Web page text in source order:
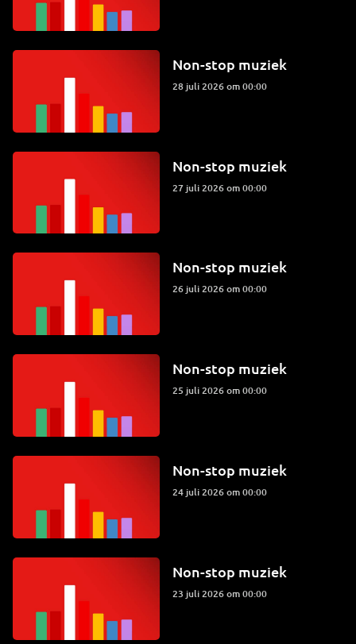
Non-stop muziek
28 juli 2026 om 00:00
Non-stop muziek
27 juli 2026 om 00:00
Non-stop muziek
26 juli 2026 om 00:00
Non-stop muziek
25 juli 2026 om 00:00
Non-stop muziek
24 juli 2026 om 00:00
Non-stop muziek
23 juli 2026 om 00:00